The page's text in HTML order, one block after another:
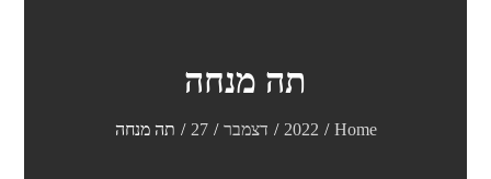
תה מנחה
Home
2022 דצמבר 27 תה מנחה